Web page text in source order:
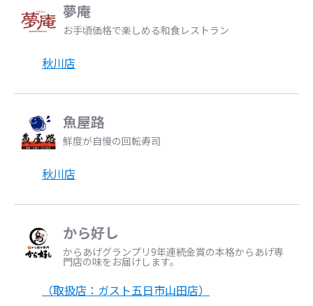
夢庵
お手頃価格で楽しめる和食レストラン
秋川店
魚屋路
鮮度が自慢の回転寿司
秋川店
から好し
からあげグランプリ9年連続金賞の本格からあげ専
門店の味をお届けします。
（取扱店：ガスト五日市山田店）